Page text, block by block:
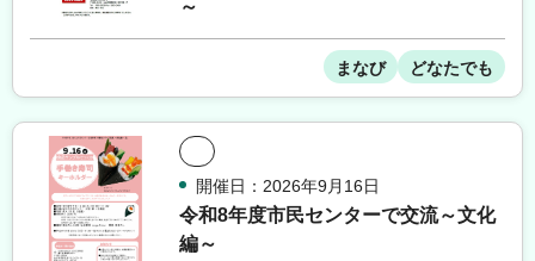
～
まなび どなたでも
開催日：2026年9月16日
令和8年度市民センターで交流～文化
編～